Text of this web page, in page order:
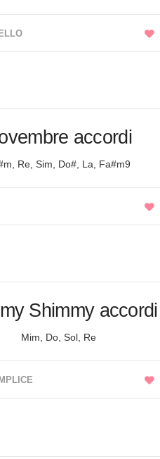
accordi
Re, Sim, Do#, La, Fa#m9
Shimmy accordi
Mim, Do, Sol, Re